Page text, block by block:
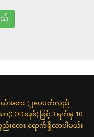
အစား (၂ပေပတ်လည်
(CODစနစ်) ဖြင့် 3 ရက်မှ 10
လေး ရောက်ရှိလာပါမယ်။